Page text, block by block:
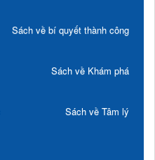
Sách về bí quyết thành công
Sách về Khám phá
Sách về Tâm lý